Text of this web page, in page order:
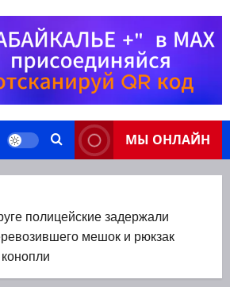
МЫ ОНЛАЙН
полицейские задержали
мешок и рюкзак